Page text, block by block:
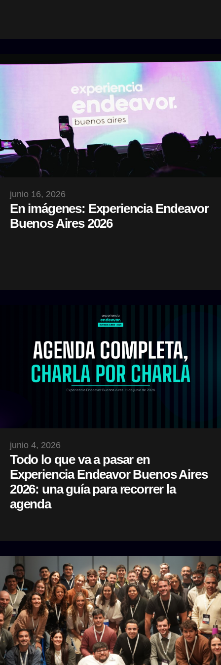
junio 16, 2026
En imágenes: Experiencia Endeavor
Buenos Aires 2026
junio 4, 2026
Todo lo que va a pasar en
Experiencia Endeavor Buenos Aires
2026: una guía para recorrer la
agenda